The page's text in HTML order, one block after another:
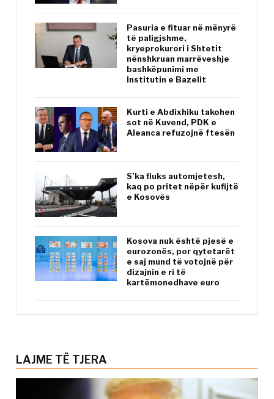
Pasuria e fituar në mënyrë
të paligjshme,
kryeprokurori i Shtetit
nënshkruan marrëveshje
bashkëpunimi me
Institutin e Bazelit
Kurti e Abdixhiku takohen
sot në Kuvend, PDK e
Aleanca refuzojnë ftesën
S’ka fluks automjetesh,
kaq po pritet nëpër kufijtë
e Kosovës
Kosova nuk është pjesë e
eurozonës, por qytetarët
e saj mund të votojnë për
dizajnin e ri të
kartëmonedhave euro
LAJME TË TJERA